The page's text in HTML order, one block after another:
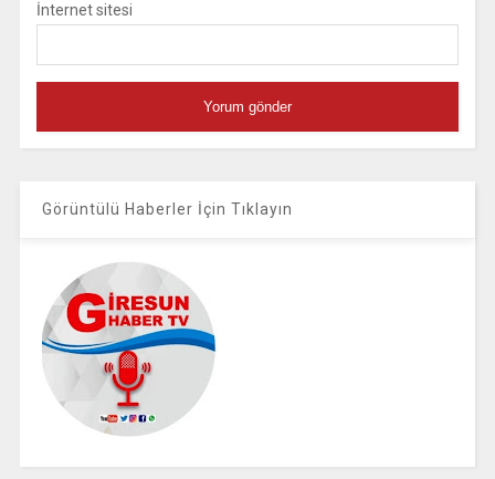
İnternet sitesi
Görüntülü Haberler İçin Tıklayın